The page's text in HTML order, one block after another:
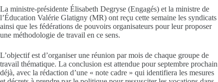
La ministre-présidente Élisabeth Degryse (Engagés) et la ministre de
l’Éducation Valérie Glatigny (MR) ont reçu cette semaine les syndicats
ainsi que les fédérations de pouvoirs organisateurs pour leur proposer
une méthodologie de travail en ce sens.
L’objectif est d’organiser une réunion par mois de chaque groupe de
travail thématique. La conclusion est attendue pour septembre prochain
déjà, avec la rédaction d’une « note cadre » qui identifiera les mesures